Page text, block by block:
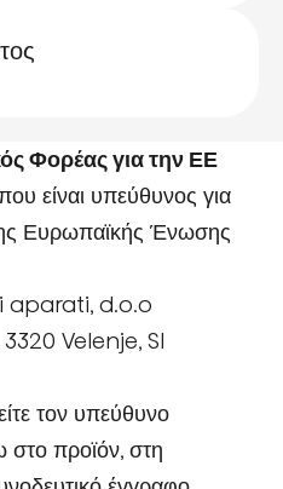
Φορέας για την ΕΕ
είναι υπεύθυνος για
Ευρωπαϊκής Ένωσης
aparati, d.o.o
Velenje, SI
τον υπεύθυνο
στο προϊόν, στη